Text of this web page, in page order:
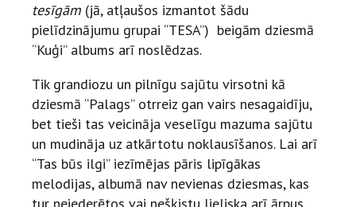
tesīgām (jā, atļaušos izmantot šādu
pielīdzinājumu grupai “TESA”) beigām dziesmā
“Kuģi” albums arī noslēdzas.
Tik grandiozu un pilnīgu sajūtu virsotni kā
dziesmā “Palags” otrreiz gan vairs nesagaidīju,
bet tieši tas veicināja veselīgu mazuma sajūtu
un mudināja uz atkārtotu noklausīšanos. Lai arī
“Tas būs ilgi” iezīmējas pāris lipīgākas
melodijas, albumā nav nevienas dziesmas, kas